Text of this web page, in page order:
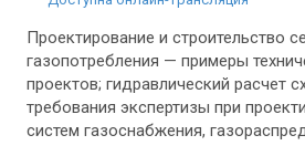
Проектирование и строительство
газопотребления — примеры
проектов; гидравлический расчет
требования экспертизы при
систем газоснабжения,